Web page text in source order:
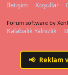
İletişim
Koşullar
Forum software by
Kalabalık Yalnızlık
📢 Reklam